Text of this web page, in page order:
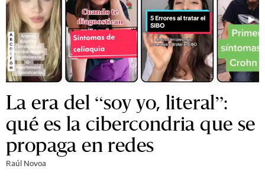
La era del “soy yo, literal”:
qué es la cibercondria que se
propaga en redes
Raúl Novoa